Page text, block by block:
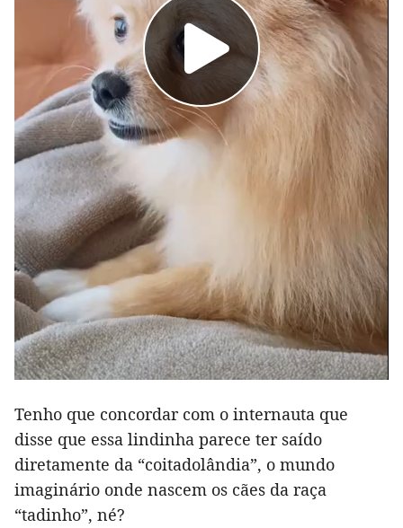
Tenho que concordar com o internauta que
disse que essa lindinha parece ter saído
diretamente da “coitadolândia”, o mundo
imaginário onde nascem os cães da raça
“tadinho”, né?